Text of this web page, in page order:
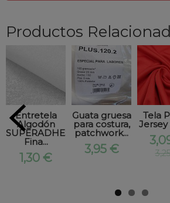
Productos
Entretela
Algodón
SUPERADHESIVA
Fina...
1,30 €
Guata gruesa
para costura,
patchwork...
3,95 €
Tela
Jersey